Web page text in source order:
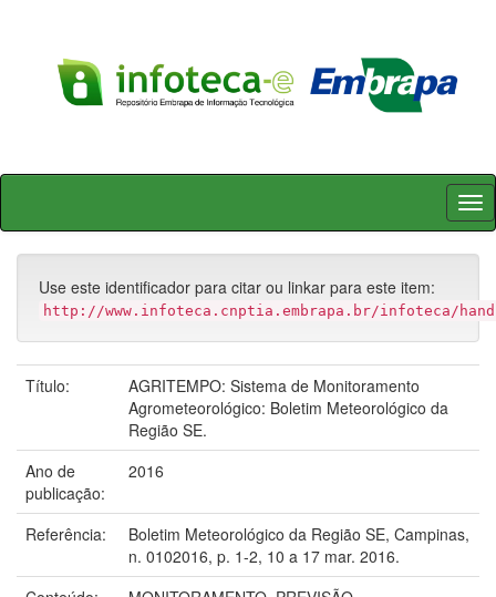
Skip
Use este identificador para citar ou linkar para este item:
http://www.infoteca.cnptia.embrapa.br/infoteca/
Título:
AGRITEMPO: Sistema de Monitoramento
Agrometeorológico: Boletim Meteorológico da
Região SE.
Ano de
publicação:
2016
Referência:
Boletim Meteorológico da Região SE, Campinas,
n. 0102016, p. 1-2, 10 a 17 mar. 2016.